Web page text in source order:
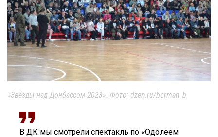
«Звёзды над Донбассом 2023». Фото: dzen.ru/borman_b
В ДК мы смотрели спектакль по «Одолеем